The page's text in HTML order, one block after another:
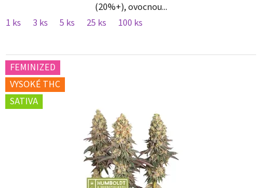
(20%+), ovocnou...
1 ks
3 ks 5 ks 25 ks 100 ks
FEMINIZED
VYSOKÉ THC
SATIVA